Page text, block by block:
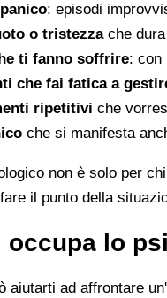
: episodi
o tristezzache dura
ti fanno soffrire: con
che fai fatica a
ripetitivi che
che si manifesta
non è solo per
il punto della
occupa lo
aiutarti ad affrontare